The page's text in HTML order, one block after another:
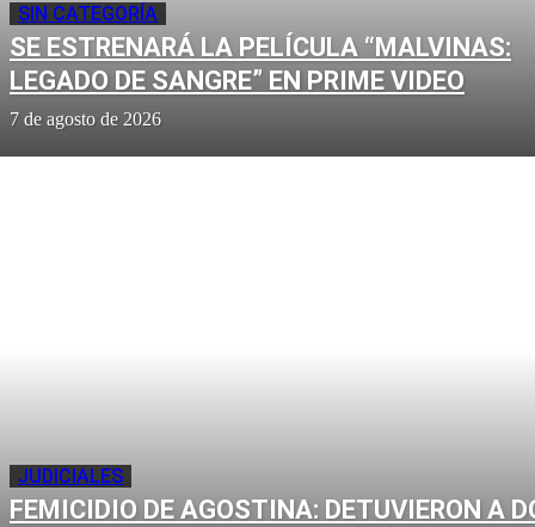
SIN CATEGORÍA
SE ESTRENARÁ LA PELÍCULA “MALVINAS:
LEGADO DE SANGRE” EN PRIME VIDEO
7 de agosto de 2026
JUDICIALES
FEMICIDIO DE AGOSTINA: DETUVIERON A